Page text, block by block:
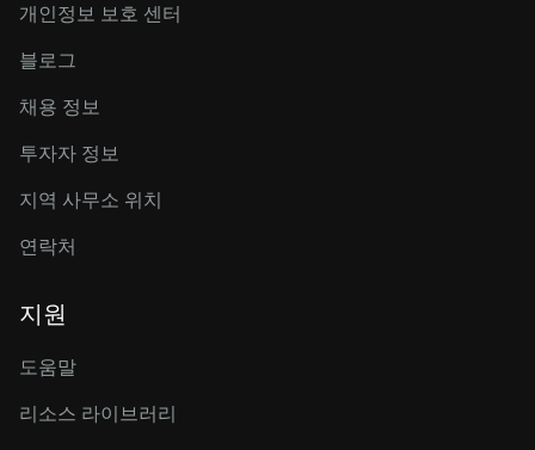
개인정보 보호 센터
블로그
채용 정보
투자자 정보
지역 사무소 위치
연락처
지원
도움말
리소스 라이브러리